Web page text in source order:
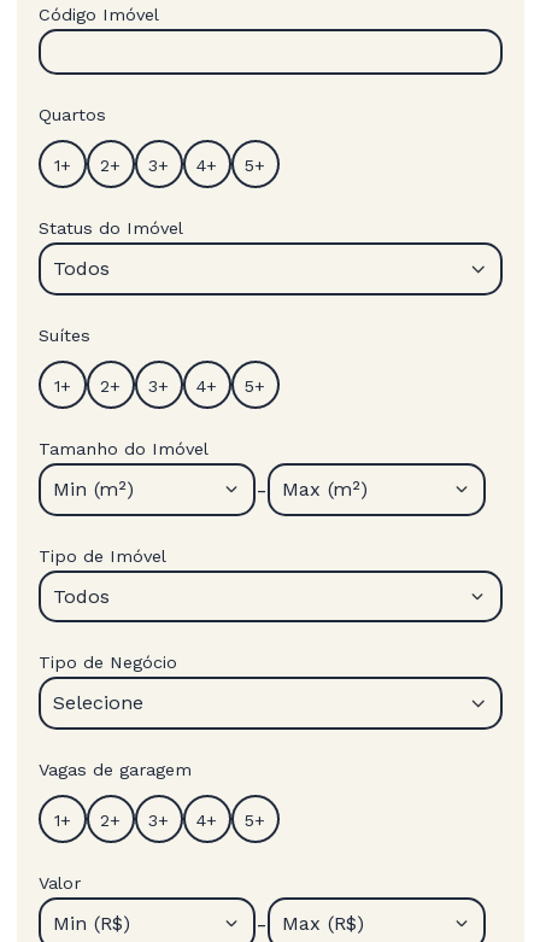
Código Imóvel
Quartos
Status do Imóvel
Todos
Suítes
Tamanho do Imóvel
Min (m²) - Max (m²)
Tipo de Imóvel
Todos
Tipo de Negócio
Selecione
Vagas de garagem
Valor
Min (R$) - Max (R$)